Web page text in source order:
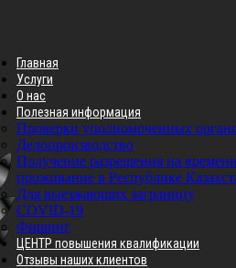
Главная
Услуги
О нас
Полезная информация
Проверки уполномоченных
Делопроизводство
Получение разрешения на
проживание в Республике
Для выезжающих заграницу
COVID-19
Фишинг
ЦЕНТР повышения квалификации
Отзывы наших клиентов